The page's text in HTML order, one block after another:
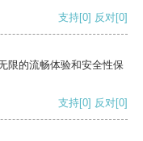
支持[0] 反对[0]
限的流畅体验和安全性保
支持[0] 反对[0]